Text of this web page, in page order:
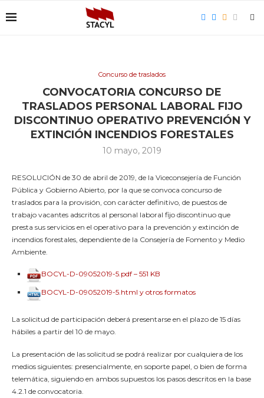
Concurso de traslados
CONVOCATORIA CONCURSO DE
TRASLADOS PERSONAL LABORAL FIJO
DISCONTINUO OPERATIVO PREVENCIÓN Y
EXTINCIÓN INCENDIOS FORESTALES
10 mayo, 2019
RESOLUCIÓN de 30 de abril de 2019, de la Viceconsejería de Función
Pública y Gobierno Abierto, por la que se convoca concurso de
traslados para la provisión, con carácter definitivo, de puestos de
trabajo vacantes adscritos al personal laboral fijo discontinuo que
presta sus servicios en el operativo para la prevención y extinción de
incendios forestales, dependiente de la Consejería de Fomento y Medio
Ambiente.
BOCYL-D-09052019-5.pdf – 551 KB
BOCYL-D-09052019-5.html y otros formatos
La solicitud de participación deberá presentarse en el plazo de 15 días
hábiles a partir del 10 de mayo.
La presentación de las solicitud se podrá realizar por cualquiera de los
medios siguientes: presencialmente, en soporte papel, o bien de forma
telemática, siguiendo en ambos supuestos los pasos descritos en la base
4.2.1 de convocatoria.